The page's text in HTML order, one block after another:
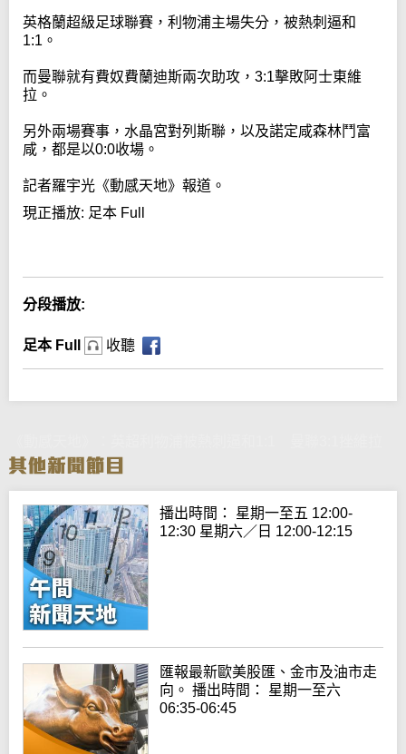
英格蘭超級足球聯賽，利物浦主場失分，被熱刺逼和
1:1。
而曼聯就有費奴費蘭迪斯兩次助攻，3:1擊敗阿士東維
拉。
另外兩場賽事，水晶宮對列斯聯，以及諾定咸森林鬥富
咸，都是以0:0收場。
記者羅宇光《動感天地》報道。
現正播放: 足本 Full
分段播放:
足本 Full 收聽
播出時間： 星期一至五 12:00-
12:30 星期六／日 12:00-12:15
匯報最新歐美股匯、金市及油市走
向。 播出時間： 星期一至六
06:35-06:45